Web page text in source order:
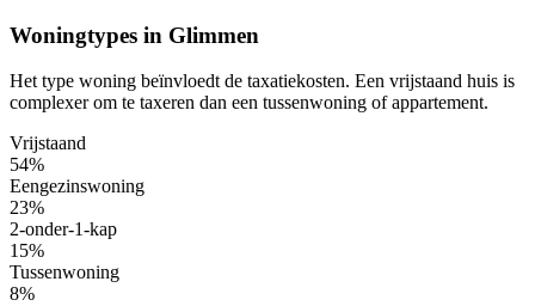
Woningtypes in Glimmen
Het type woning beïnvloedt de taxatiekosten. Een vrijstaand huis is
complexer om te taxeren dan een tussenwoning of appartement.
Vrijstaand
54%
Eengezinswoning
23%
2-onder-1-kap
15%
Tussenwoning
8%